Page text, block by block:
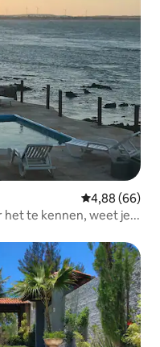
Gemiddelde
4,88 (66)
het te kennen, weet je...